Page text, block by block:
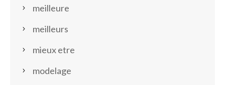
meilleure
meilleurs
mieux etre
modelage